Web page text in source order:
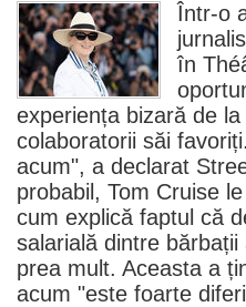
Într-o
în
experiența bizară de
colaboratorii săi
acum", a declarat
probabil, Tom Cruise
cum explică faptul că
salarială dintre
prea mult. Aceasta a
acum "este foarte